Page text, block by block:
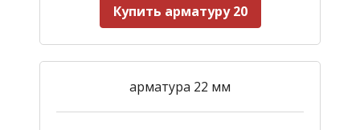
Купить арматуру 20
арматура 22 мм